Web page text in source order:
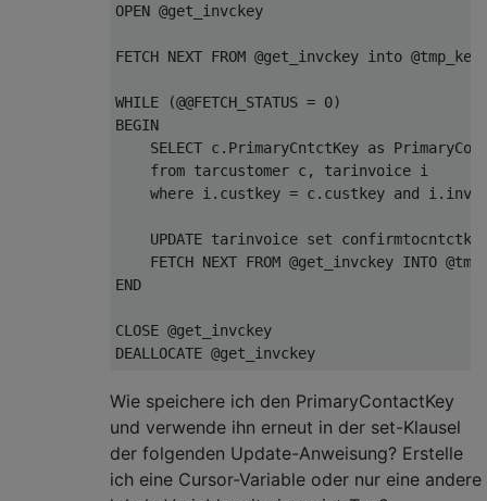
OPEN @get_invckey
FETCH NEXT FROM @get_invckey into @tmp_key
WHILE (@@FETCH_STATUS = 0
BEGIN
SELECT c.PrimaryCntctKey as
from tarcustomer c, tarinvoice i
where i.custkey = c.custkey and
UPDATE tarinvoice set
FETCH NEXT FROM @get_invckey INTO
END
CLOSE
DEALLOCATE
Wie speichere ich den PrimaryContactKey
und verwende ihn erneut in der set-Klausel
der folgenden Update-Anweisung? Erstelle
ich eine Cursor-Variable oder nur eine andere